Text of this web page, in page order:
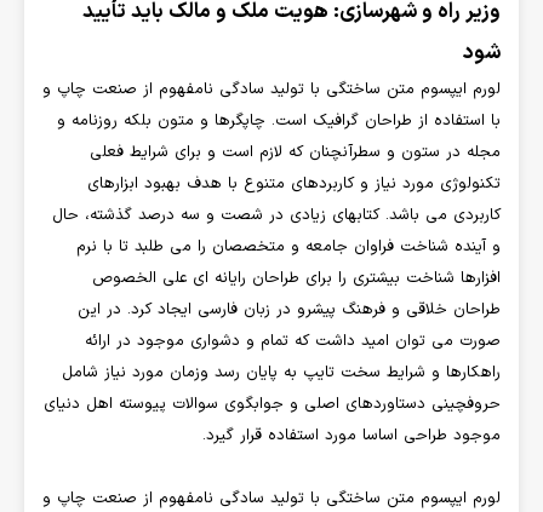
وزیر راه و شهرسازی: هویت ملک و مالک باید تأیید
شود
لورم ایپسوم متن ساختگی با تولید سادگی نامفهوم از صنعت چاپ و
با استفاده از طراحان گرافیک است. چاپگرها و متون بلکه روزنامه و
مجله در ستون و سطرآنچنان که لازم است و برای شرایط فعلی
تکنولوژی مورد نیاز و کاربردهای متنوع با هدف بهبود ابزارهای
کاربردی می باشد. کتابهای زیادی در شصت و سه درصد گذشته، حال
و آینده شناخت فراوان جامعه و متخصصان را می طلبد تا با نرم
افزارها شناخت بیشتری را برای طراحان رایانه ای علی الخصوص
طراحان خلاقی و فرهنگ پیشرو در زبان فارسی ایجاد کرد. در این
صورت می توان امید داشت که تمام و دشواری موجود در ارائه
راهکارها و شرایط سخت تایپ به پایان رسد وزمان مورد نیاز شامل
حروفچینی دستاوردهای اصلی و جوابگوی سوالات پیوسته اهل دنیای
موجود طراحی اساسا مورد استفاده قرار گیرد.
لورم ایپسوم متن ساختگی با تولید سادگی نامفهوم از صنعت چاپ و